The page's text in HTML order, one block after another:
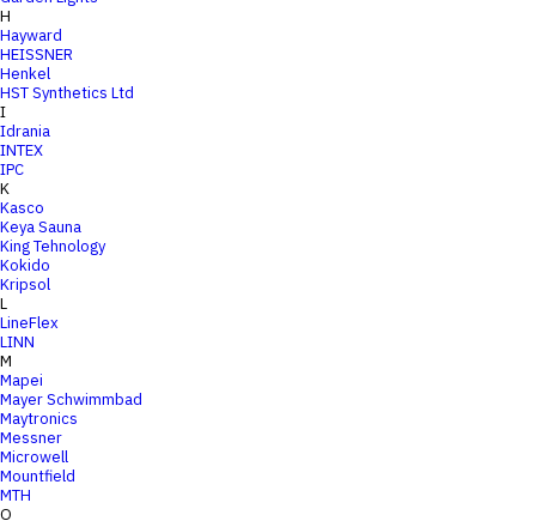
H
Hayward
HEISSNER
Henkel
HST Synthetics Ltd
I
Idrania
INTEX
IPC
K
Kasco
Keya Sauna
King Tehnology
Kokido
Kripsol
L
LineFlex
LINN
M
Mapei
Mayer Schwimmbad
Maytronics
Messner
Microwell
Mountfield
MTH
O